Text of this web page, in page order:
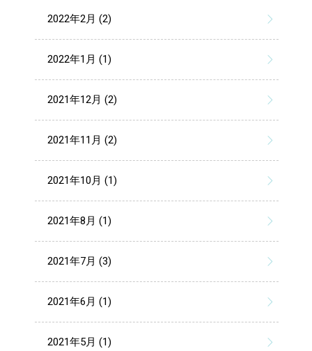
2022年2月 (2)
2022年1月 (1)
2021年12月 (2)
2021年11月 (2)
2021年10月 (1)
2021年8月 (1)
2021年7月 (3)
2021年6月 (1)
2021年5月 (1)